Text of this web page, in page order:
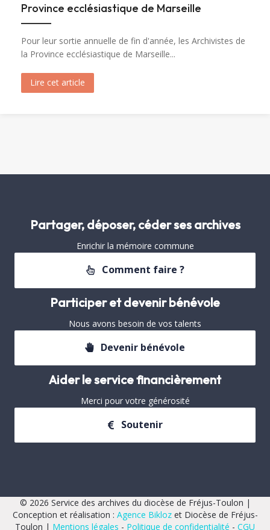
Province ecclésiastique de Marseille
Pour leur sortie annuelle de fin d'année, les Archivistes de
la Province ecclésiastique de Marseille...
Lire cet article
Partager, déposer, céder ses archives
Enrichir la mémoire commune
Comment faire ?
Participer et devenir bénévole
Nous avons besoin de vos talents
Devenir bénévole
Aider le service financièrement
Merci pour votre générosité
Soutenir
© 2026 Service des archives du diocèse de Fréjus-Toulon |
Conception et réalisation : Agence Biklozet Diocèse de Fréjus-
Toulon | Mentions légales - Politique de confidentialité - CGU